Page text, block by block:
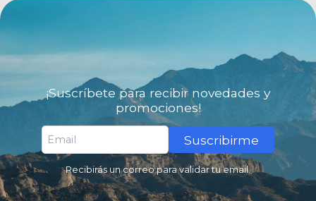
¡Suscríbete para recibir novedades y
promociones!
Suscribirme
Recibirás un correo para validar tu email.